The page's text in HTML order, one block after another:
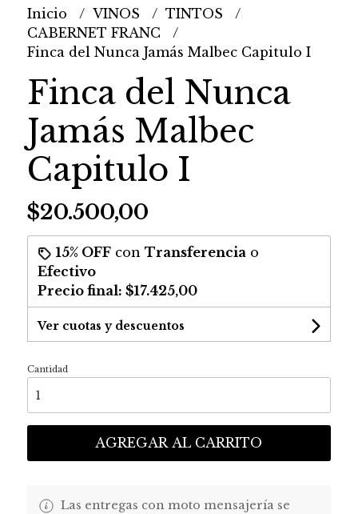
Inicio VINOS
TINTOS
CABERNET FRANC
Finca del Nunca Jamás Malbec Capitulo I
Finca del Nunca
Jamás Malbec
Capitulo I
$20.500,00
15% OFFcon Transferenciao
Efectivo
Precio final: $17.425,00
Ver cuotas y descuentos
Cantidad
AGREGAR AL CARRITO
Las entregas con moto mensajería se